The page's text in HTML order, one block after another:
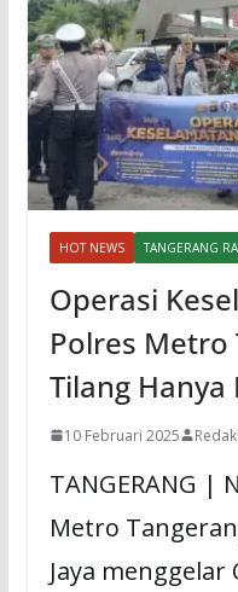
HOT NEWS TANGERANG
Operasi
Polres Metro
Tilang Hanya
10 Februari 2025
TANGERANG |
Metro
Jaya menggelar